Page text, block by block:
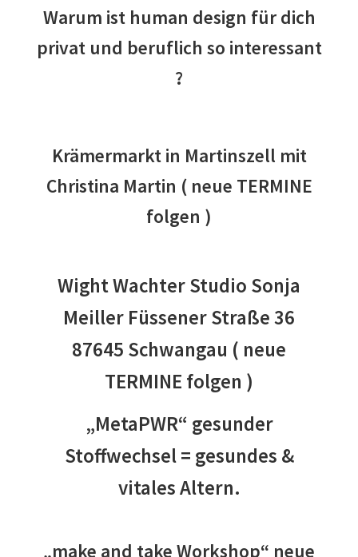
Warum ist human design für dich
privat und beruflich so interessant
?
Krämermarkt in Martinszell mit
Christina Martin ( neue TERMINE
folgen )
Wight Wachter Studio Sonja
Meiller Füssener Straße 36
87645 Schwangau ( neue
TERMINE folgen )
„MetaPWR“ gesunder
Stoffwechsel = gesundes &
vitales Altern.
„make and take Workshop“ neue